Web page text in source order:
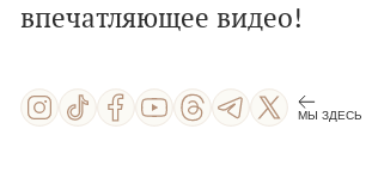
впечатляющее видео!
МЫ ЗДЕСЬ